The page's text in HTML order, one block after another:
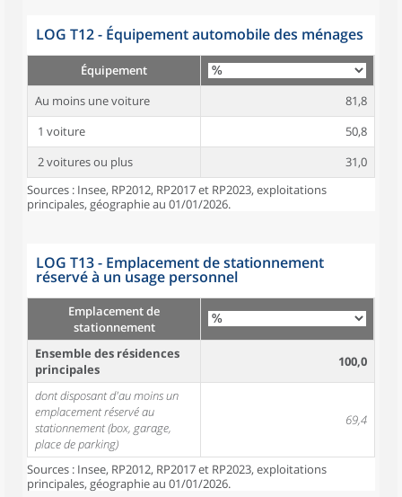
LOG T12 - Équipement automobile des ménages
Équipement
Au moins une voiture
81,8
1 voiture
50,8
2 voitures ou plus
31,0
Sources : Insee, RP2012, RP2017 et RP2023, exploitations
principales, géographie au 01/01/2026.
LOG T13 - Emplacement de stationnement
réservé à un usage personnel
Emplacement de
stationnement
Ensemble des résidences
principales
100,0
dont disposant d'au moins un
emplacement réservé au
stationnement (box, garage,
place de parking)
69,4
Sources : Insee, RP2012, RP2017 et RP2023, exploitations
principales, géographie au 01/01/2026.